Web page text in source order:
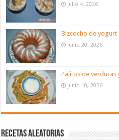
julio 4, 2026
Bizcocho de yogurt
junio 20, 2026
Palitos de verduras
junio 10, 2026
Recetas aleatorias